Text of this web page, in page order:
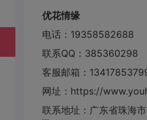
优花情缘
电话：19358582688
联系QQ：385360298
客服邮箱：
网址：https://
联系地址：广东省珠海